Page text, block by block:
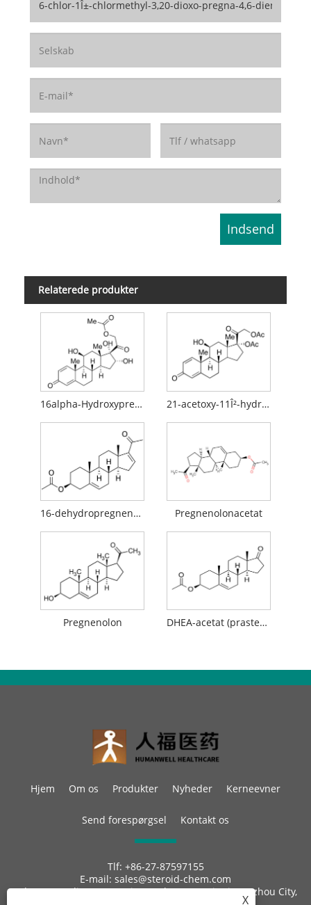
Relaterede produkter
16alpha-Hydroxyprednisolon 21-acetoxy-11Î²-hydroxypregna-1,4,16-trien-3,20-dion
16-dehydropregnenolonacetat (16-DPA) Pregnenolonacetat
Pregnenolon DHEA-acetat (prasteronacetat)
Hjem Om os Produkter Nyheder Kerneevner
Send forespørgsel Kontakt os
Tlf: +86-27-87597155
E-mail: sales@steroid-chem.com
Adresse:Gedian Economic Development District, E-zhou City,
X